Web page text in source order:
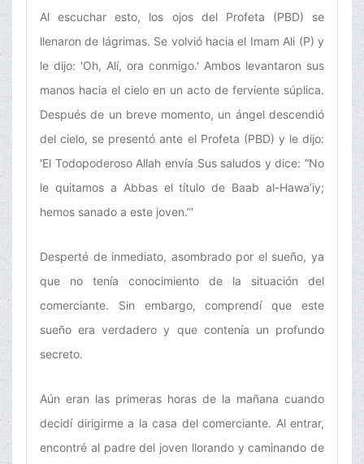
Al escuchar esto, los ojos del Profeta (PBD) se
llenaron de lágrimas. Se volvió hacia el Imam Ali (P) y
le dijo: 'Oh, Alí, ora conmigo.' Ambos levantaron sus
manos hacia el cielo en un acto de ferviente súplica.
Después de un breve momento, un ángel descendió
del cielo, se presentó ante el Profeta (PBD) y le dijo:
'El Todopoderoso Allah envía Sus saludos y dice: “No
le quitamos a Abbas el título de Baab al-Hawa’iy;
hemos sanado a este joven.”'
Desperté de inmediato, asombrado por el sueño, ya
que no tenía conocimiento de la situación del
comerciante. Sin embargo, comprendí que este
sueño era verdadero y que contenía un profundo
secreto.
Aún eran las primeras horas de la mañana cuando
decidí dirigirme a la casa del comerciante. Al entrar,
encontré al padre del joven llorando y caminando de